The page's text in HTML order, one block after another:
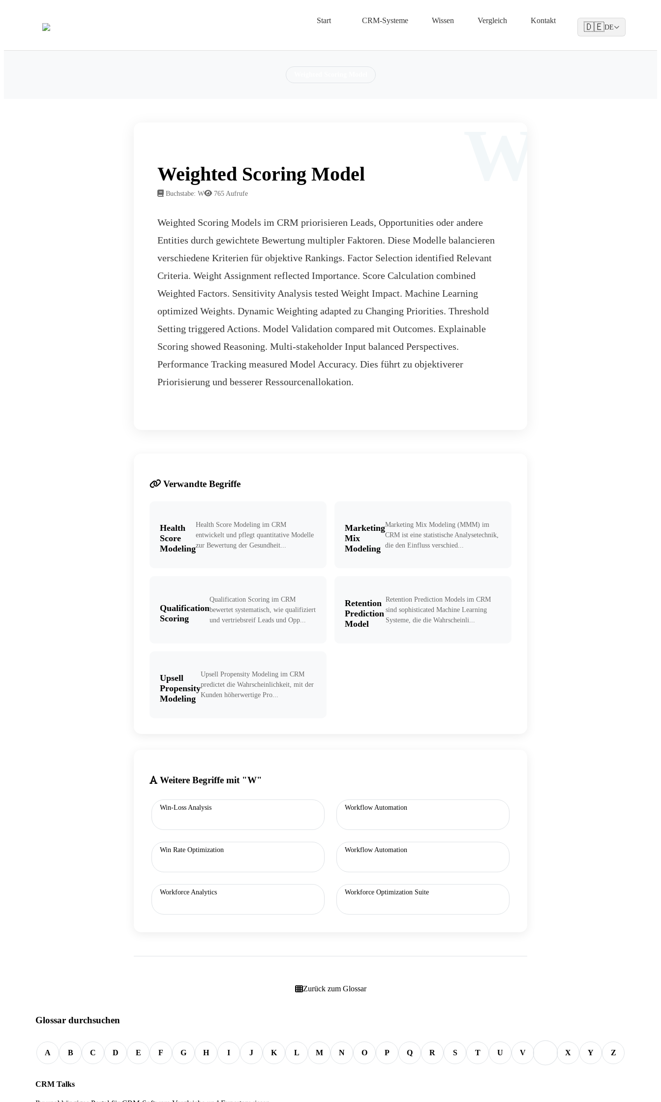
Start CRM-Systeme Wissen Vergleich Kontakt
🇩🇪DE
Weighted Scoring Model
Buchstabe: W 765 Aufrufe
Weighted Scoring Models im CRM priorisieren Leads, Opportunities oder andere
Entities durch gewichtete Bewertung multipler Faktoren. Diese Modelle balancieren
verschiedene Kriterien für objektive Rankings. Factor Selection identified Relevant
Criteria. Weight Assignment reflected Importance. Score Calculation combined
Weighted Factors. Sensitivity Analysis tested Weight Impact. Machine Learning
optimized Weights. Dynamic Weighting adapted zu Changing Priorities. Threshold
Setting triggered Actions. Model Validation compared mit Outcomes. Explainable
Scoring showed Reasoning. Multi-stakeholder Input balanced Perspectives.
Performance Tracking measured Model Accuracy. Dies führt zu objektiverer
Priorisierung und besserer Ressourcenallokation.
Verwandte Begriffe
Health
Score
Modeling
Health Score Modeling im CRM
entwickelt und pflegt quantitative Modelle
zur Bewertung der Gesundheit...
Marketing
Mix
Modeling
Marketing Mix Modeling (MMM) im
CRM ist eine statistische Analysetechnik,
die den Einfluss verschied...
Qualification
Scoring
Qualification Scoring im CRM
bewertet systematisch, wie qualifiziert
und vertriebsreif Leads und Opp...
Retention
Prediction
Model
Retention Prediction Models im CRM
sind sophisticated Machine Learning
Systeme, die die Wahrscheinli...
Upsell
Propensity
Modeling
Upsell Propensity Modeling im CRM
predictet die Wahrscheinlichkeit, mit der
Kunden höherwertige Pro...
Weitere Begriffe mit "W"
Win-Loss Analysis Workflow Automation
Win Rate Optimization Workflow Automation
Workforce Analytics Workforce Optimization Suite
Zurück zum Glossar
Glossar durchsuchen
A B C D E F G H I J K L M N O P Q R S T U V X Y Z
CRM Talks